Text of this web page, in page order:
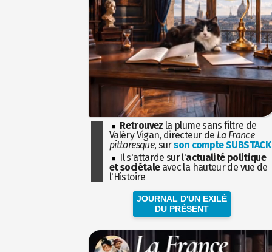
Retrouvez la plume sans filtre de
Valéry Vigan, directeur de La France
pittoresque, surson compte SUBSTACK
Il s'attarde sur l'actualité politique
et sociétaleavec la hauteur de vue de
l'Histoire
JOURNAL D'UN EXILÉ
DU PRÉSENT